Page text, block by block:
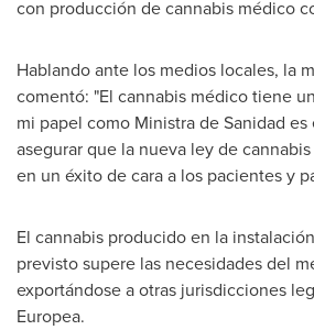
con producción de cannabis médico
Hablando ante los medios locales, la
comentó: "El cannabis médico tiene
mi papel como Ministra de Sanidad es
asegurar que la nueva ley de
en un éxito de cara a los pacientes y
El cannabis producido en la
previsto supere las necesidades del
exportándose a otras jurisdicciones
Europea.